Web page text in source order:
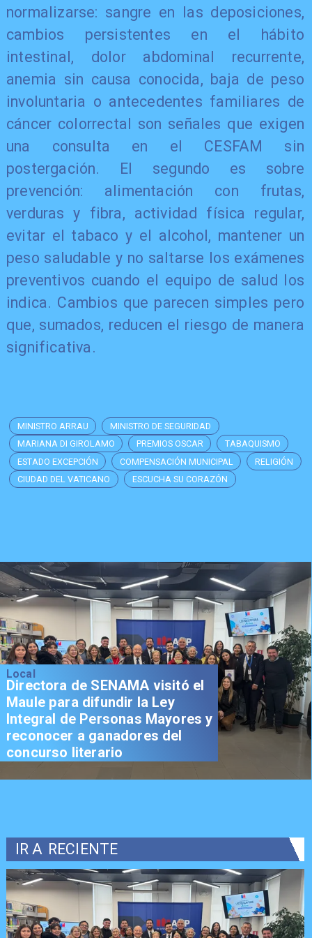
normalizarse: sangre en las deposiciones,
cambios persistentes en el hábito
intestinal, dolor abdominal recurrente,
anemia sin causa conocida, baja de peso
involuntaria o antecedentes familiares de
cáncer colorrectal son señales que exigen
una consulta en el CESFAM sin
postergación. El segundo es sobre
prevención: alimentación con frutas,
verduras y fibra, actividad física regular,
evitar el tabaco y el alcohol, mantener un
peso saludable y no saltarse los exámenes
preventivos cuando el equipo de salud los
indica. Cambios que parecen simples pero
que, sumados, reducen el riesgo de manera
significativa.
MINISTRO ARRAU
MINISTRO DE SEGURIDAD
MARIANA DI GIROLAMO
PREMIOS OSCAR
TABAQUISMO
ESTADO EXCEPCIÓN
COMPENSACIÓN MUNICIPAL
RELIGIÓN
CIUDAD DEL VATICANO
ESCUCHA SU CORAZÓN
Local
Directora de SENAMA visitó el
Maule para difundir la Ley
Integral de Personas Mayores y
reconocer a ganadores del
concurso literario
IR A RECIENTE